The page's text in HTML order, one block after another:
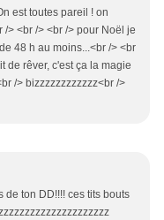
est toutes pareil ! on
> <br /> <br /> pour Noël je
48 h au moins...<br /> <br
de rêver, c'est ça la magie
/> bizzzzzzzzzzzz<br />
de ton DD!!!! ces tits bouts